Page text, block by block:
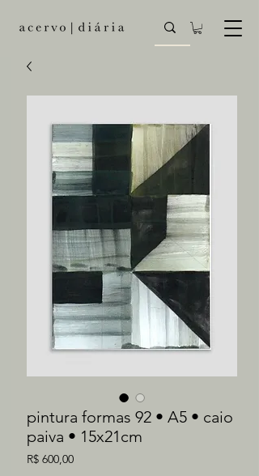
pintura formas 92 • A5 • caio
paiva • 15x21cm
R$ 600,00Preço